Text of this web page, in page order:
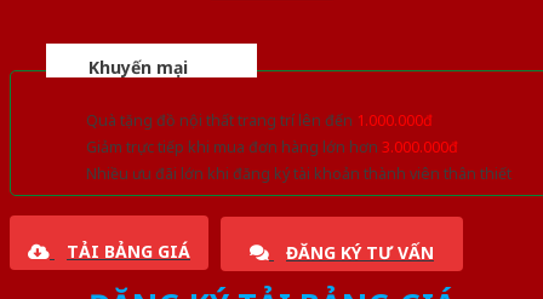
Khuyến mại
Quà tặng đồ nội thất trang trí lên đến 1.000.000đ
Giảm trực tiếp khi mua đơn hàng lớn hơn 3.000.000đ
Nhiều ưu đãi lớn khi đăng ký tài khoản thành viên thân thiết
TẢI BẢNG GIÁ ĐĂNG KÝ TƯ VẤN